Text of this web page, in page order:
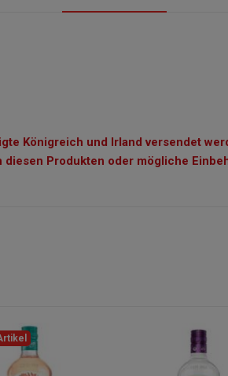
Königreich und Irland versendet
Produkten oder mögliche